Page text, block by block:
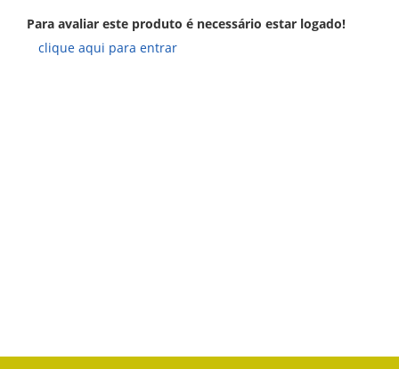
Para avaliar este produto é necessário estar logado!
clique aqui para entrar